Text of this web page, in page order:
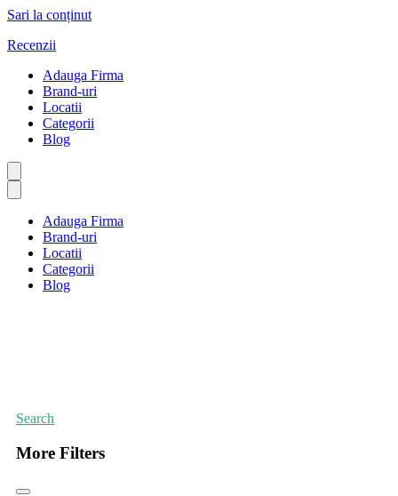
Sari la conținut
Recenzii
Adauga Firma
Brand-uri
Locatii
Categorii
Blog
Adauga Firma
Brand-uri
Locatii
Categorii
Blog
Search
More Filters